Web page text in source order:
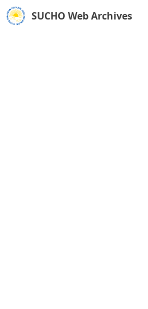
SUCHO Web Archives